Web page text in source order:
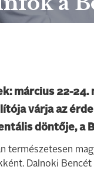
március 22-
várja az
döntője, a
Dalnoki